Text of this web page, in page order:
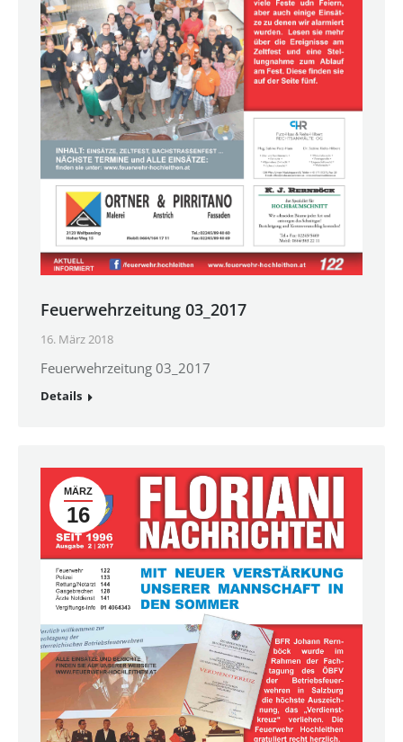
Feuerwehrzeitung 03_2017
16. März 2018
Feuerwehrzeitung 03_2017
Details
MÄRZ
16